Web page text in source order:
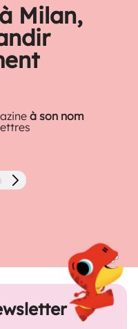
Milan,
à son nom
Suivant